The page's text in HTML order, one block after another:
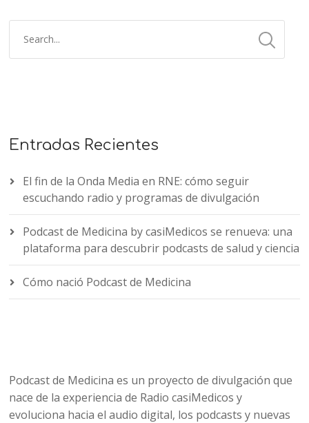
Entradas Recientes
El fin de la Onda Media en RNE: cómo seguir
escuchando radio y programas de divulgación
Podcast de Medicina by casiMedicos se renueva: una
plataforma para descubrir podcasts de salud y ciencia
Cómo nació Podcast de Medicina
Podcast de Medicina es un proyecto de divulgación que
nace de la experiencia de Radio casiMedicos y
evoluciona hacia el audio digital, los podcasts y nuevas